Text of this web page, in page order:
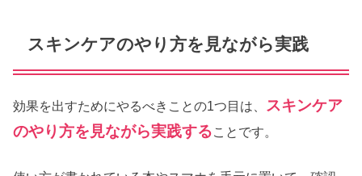
スキンケアのやり方を見ながら実践
効果を出すためにやるべきことの1つ目は、 スキンケア
のやり方を見ながら実践する ことです。